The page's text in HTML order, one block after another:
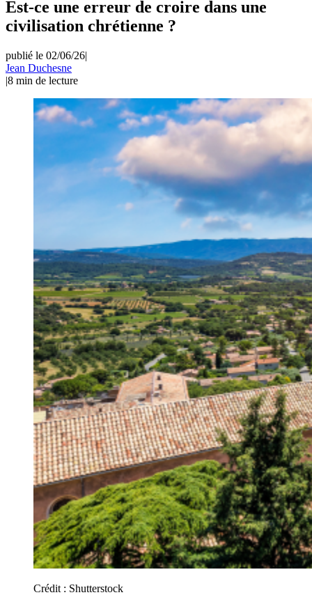
Est-ce une erreur de croire dans une
civilisation chrétienne ?
publié le 02/06/26|
Jean Duchesne
|8 min de lecture
Crédit : Shutterstock